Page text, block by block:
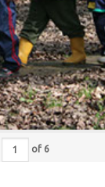
of 6